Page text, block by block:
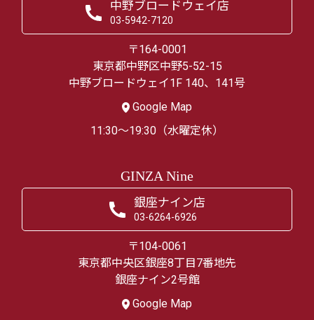
中野ブロードウェイ店
03-5942-7120
〒164-0001
東京都中野区中野5-52-15
中野ブロードウェイ1F 140、141号
Google Map
11:30～19:30（水曜定休）
GINZA Nine
銀座ナイン店
03-6264-6926
〒104-0061
東京都中央区銀座8丁目7番地先
銀座ナイン2号館
Google Map